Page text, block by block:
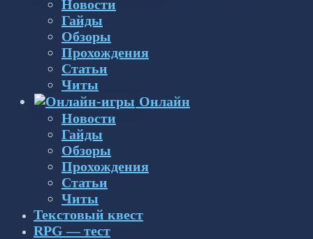
Новости
Гайды
Обзоры
Прохождения
Статьи
Читы
Онлайн
Новости
Гайды
Обзоры
Прохождения
Статьи
Читы
Текстовый квест
RPG — тест